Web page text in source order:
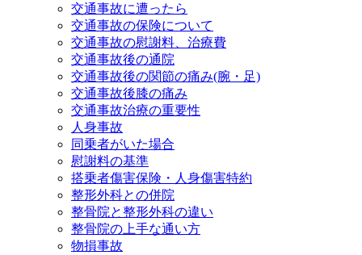
交通事故に遭ったら
交通事故の保険について
交通事故の慰謝料、治療費
交通事故後の通院
交通事故後の関節の痛み(腕・足)
交通事故後膝の痛み
交通事故治療の重要性
人身事故
同乗者がいた場合
慰謝料の基準
搭乗者傷害保険・人身傷害特約
整形外科との併院
整骨院と整形外科の違い
整骨院の上手な通い方
物損事故